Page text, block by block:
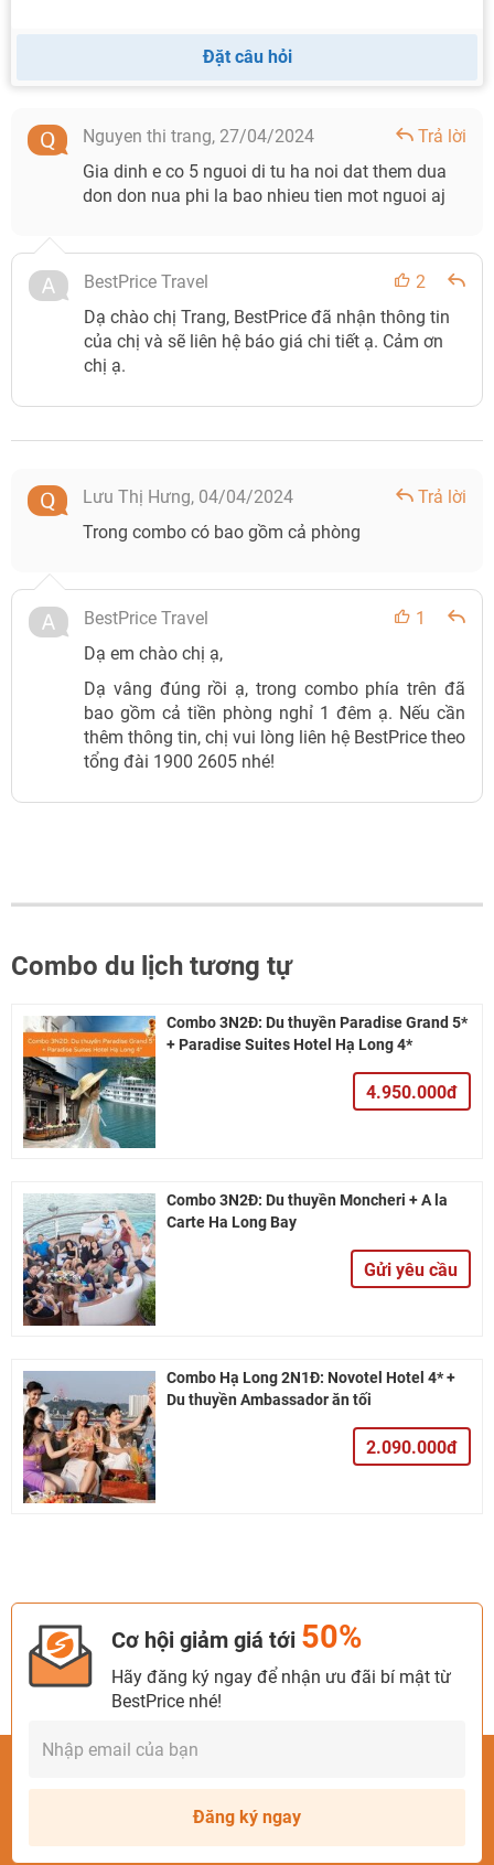
Đặt câu hỏi
Nguyen thi trang, 27/04/2024
Trả lời
Gia dinh e co 5 nguoi di tu ha noi dat them dua
don don nua phi la bao nhieu tien mot nguoi aj
BestPrice Travel
2
Dạ chào chị Trang, BestPrice đã nhận thông tin
của chị và sẽ liên hệ báo giá chi tiết ạ. Cảm ơn
chị ạ.
Lưu Thị Hưng, 04/04/2024
Trả lời
Trong combo có bao gồm cả phòng
BestPrice Travel
1
Dạ em chào chị ạ,
Dạ vâng đúng rồi ạ, trong combo phía trên đã
bao gồm cả tiền phòng nghỉ 1 đêm ạ. Nếu cần
thêm thông tin, chị vui lòng liên hệ BestPrice theo
tổng đài 1900 2605 nhé!
Combo du lịch tương tự
Combo 3N2Đ: Du thuyền Paradise Grand 5*
+ Paradise Suites Hotel Hạ Long 4*
4.950.000đ
Combo 3N2Đ: Du thuyền Moncheri + À la
Carte Ha Long Bay
Gửi yêu cầu
Combo Hạ Long 2N1Đ: Novotel Hotel 4* +
Du thuyền Ambassador ăn tối
2.090.000đ
Cơ hội giảm giá tới 50%
Hãy đăng ký ngay để nhận ưu đãi bí mật từ
BestPrice nhé!
Đăng ký ngay